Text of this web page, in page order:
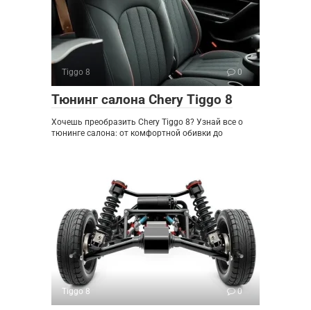
Tiggo 8 0
Тюнинг салона Chery Tiggo 8
Хочешь преобразить Chery Tiggo 8? Узнай все о
тюнинге салона: от комфортной обивки до
Tiggo 8 0